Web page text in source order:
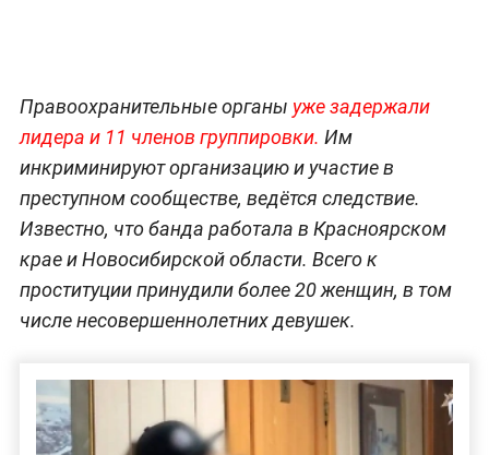
Правоохранительные органы уже задержали
лидера и 11 членов группировки. Им
инкриминируют организацию и участие в
преступном сообществе, ведётся следствие.
Известно, что банда работала в Красноярском
крае и Новосибирской области. Всего к
проституции принудили более 20 женщин, в том
числе несовершеннолетних девушек.